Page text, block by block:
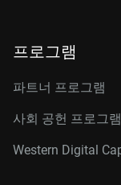
프로그램
파트너 프로그램
사회 공헌 프로그램
Western Digital